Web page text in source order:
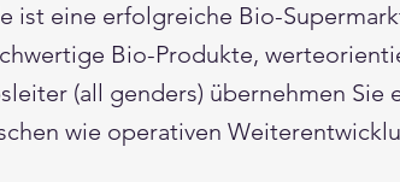
ist eine erfolgreiche Bio-
Bio-Produkte,
(all genders) übernehmen
wie operativen